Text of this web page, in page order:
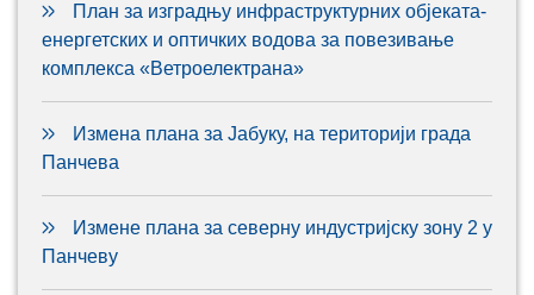
План за изградњу инфраструктурних објеката-
енергетских и оптичких водова за повезивање
комплекса «Ветроелектрана»
Измена плана за Јабуку, на територији града
Панчева
Измене плана за северну индустријску зону 2 у
Панчеву